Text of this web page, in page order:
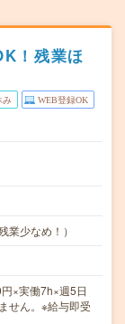
！残業ほ
み WEB登録OK
少なめ！）
×実働7h×週5日
せん。※給与即受